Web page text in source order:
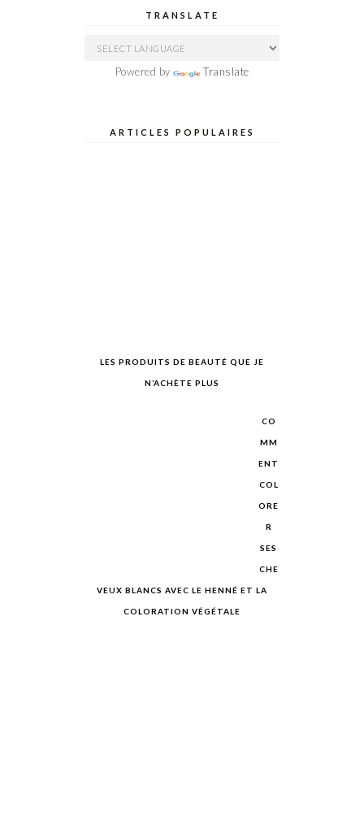
TRANSLATE
Powered by Translate
ARTICLES POPULAIRES
LES PRODUITS DE BEAUTÉ QUE JE
N’ACHÈTE PLUS
CO
MM
ENT
COL
ORE
R
SES
CHE
VEUX BLANCS AVEC LE HENNÉ ET LA
COLORATION VÉGÉTALE